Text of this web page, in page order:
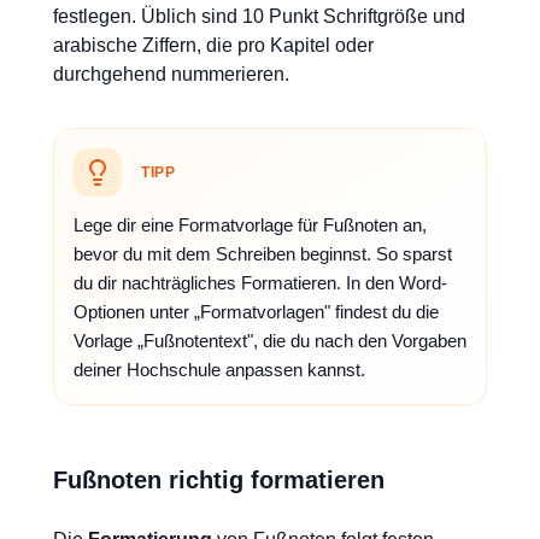
festlegen. Üblich sind 10 Punkt Schriftgröße und
arabische Ziffern, die pro Kapitel oder
durchgehend nummerieren.
TIPP
Lege dir eine Formatvorlage für Fußnoten an,
bevor du mit dem Schreiben beginnst. So sparst
du dir nachträgliches Formatieren. In den Word-
Optionen unter „Formatvorlagen" findest du die
Vorlage „Fußnotentext", die du nach den Vorgaben
deiner Hochschule anpassen kannst.
Fußnoten richtig formatieren